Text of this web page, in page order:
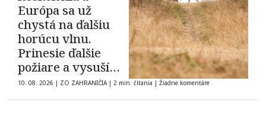
Európa sa už
chystá na ďalšiu
horúcu vlnu.
Prinesie ďalšie
požiare a vysuší
rieky?
10. 08. 2026 | ZO ZAHRANIČIA | 2 min. čítania | Žiadne komentáre